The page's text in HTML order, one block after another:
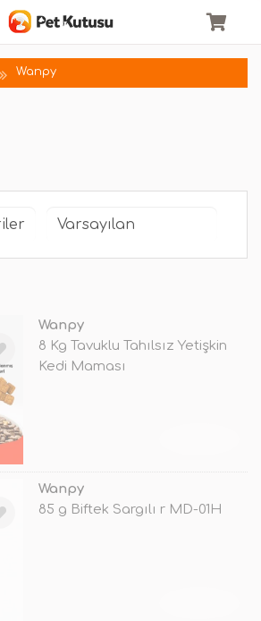
Wanpy
Wanpy
8 Kg Tavuklu Tahılsız Yetişkin
Kedi Maması
Wanpy
85 g Biftek Sargılı r MD-01H